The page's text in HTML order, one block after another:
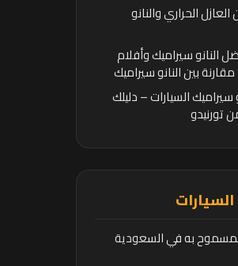
الحراري والنانو
النانو سيراميك وأفلام
بين النانو سيراميك
سيراميك السيارات – دليلك
تورنيدو
به في السعودية